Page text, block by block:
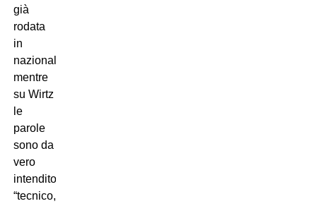
già
rodata
in
nazionale,
mentre
su Wirtz
le
parole
sono da
vero
intenditore:
“tecnico,